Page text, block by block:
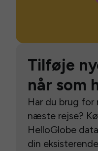
Tilføje
når som
Har du brug for
næste rejse?
HelloGlobe
din